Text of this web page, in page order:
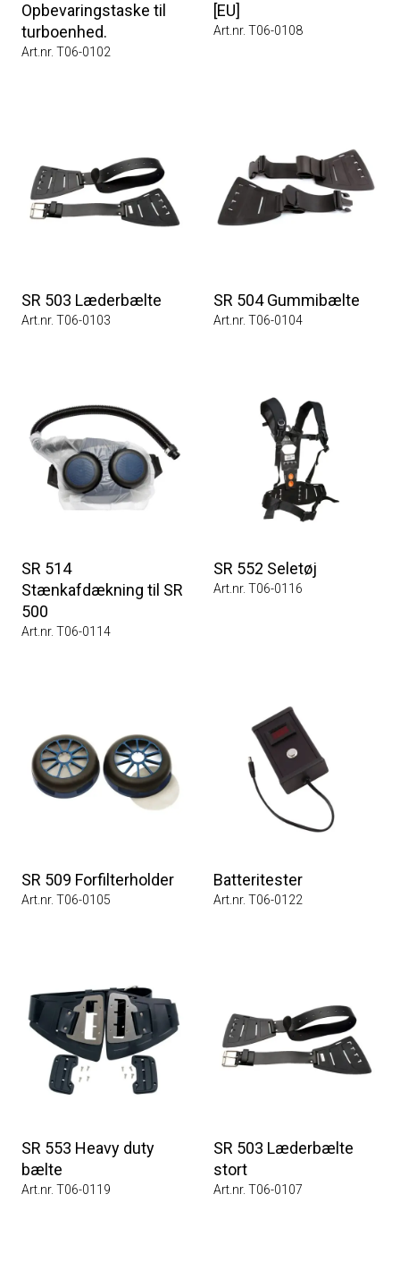
Opbevaringstaske til
turboenhed.
Art.nr. T06-0102
[EU]
Art.nr. T06-0108
SR 503 Læderbælte
Art.nr. T06-0103
SR 504 Gummibælte
Art.nr. T06-0104
SR 514
Stænkafdækning til SR
500
Art.nr. T06-0114
SR 552 Seletøj
Art.nr. T06-0116
SR 509 Forfilterholder
Art.nr. T06-0105
Batteritester
Art.nr. T06-0122
SR 553 Heavy duty
bælte
Art.nr. T06-0119
SR 503 Læderbælte
stort
Art.nr. T06-0107